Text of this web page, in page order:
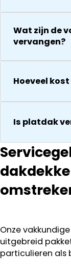
Wat zijn de
vervangen?
Hoeveel
Is platdak
Onze
uitgebreid
particulieren als